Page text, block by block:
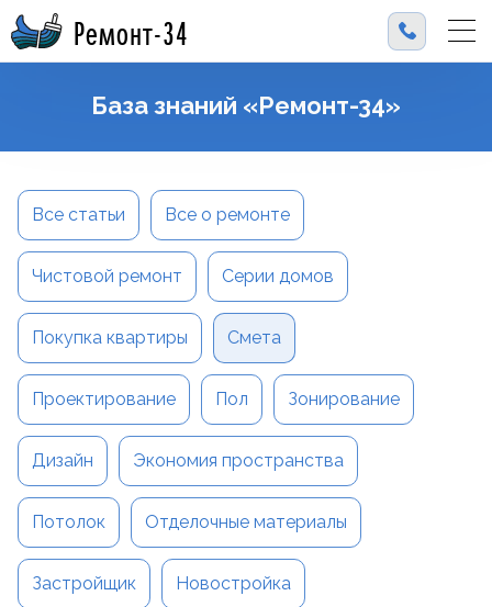
Ремонт-34
База знаний «Ремонт-34»
Все статьи Все о ремонте
Чистовой ремонт Серии домов
Покупка квартиры Смета
Проектирование Пол Зонирование
Дизайн Экономия пространства
Потолок Отделочные материалы
Застройщик Новостройка